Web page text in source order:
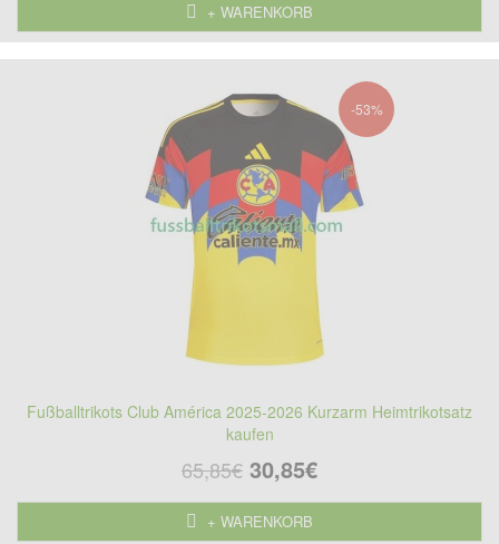
+ WARENKORB
-53%
Fußballtrikots Club América 2025-2026 Kurzarm Heimtrikotsatz
kaufen
65,85€ 30,85€
+ WARENKORB